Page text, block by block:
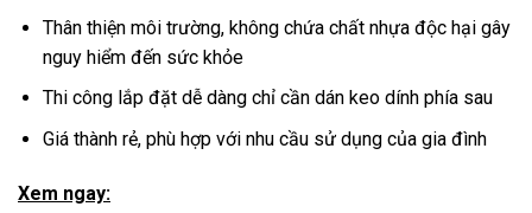
Thân thiện môi trường, không chứa chất nhựa độc hại gây
nguy hiểm đến sức khỏe
Thi công lắp đặt dễ dàng chỉ cần dán keo dính phía sau
Giá thành rẻ, phù hợp với nhu cầu sử dụng của gia đình
Xem ngay: